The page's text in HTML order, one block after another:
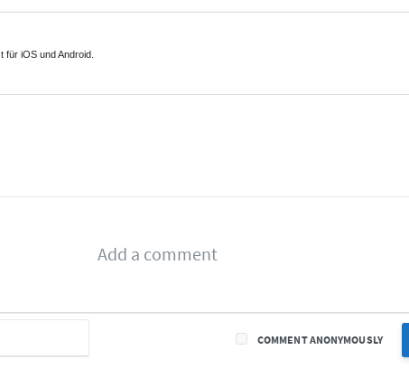
COMMENT ANONYMOUSLY